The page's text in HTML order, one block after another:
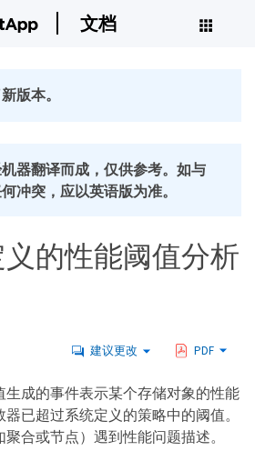
文档
版本。
器翻译而成，仅供参考。如与
冲突，应以英语版为准。
的性能阈值分析
建议更改 PDF
生成的事件表示某个存储对象的性能
已超过系统定义的策略中的阈值。
合或节点）遇到性能问题描述。